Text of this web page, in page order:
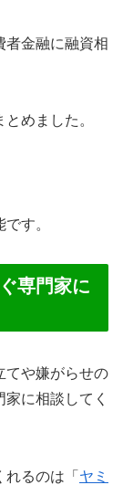
者金融に融資相
とめました。
す。
専門家に
てや嫌がらせの
に相談してく
るのは「 ヤミ